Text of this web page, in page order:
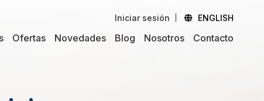
Iniciar sesión ENGLISH
Ofertas Novedades Blog Nosotros Contacto